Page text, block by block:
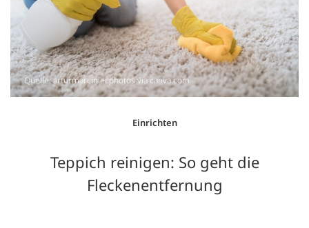
Quelle: arturmarciniecphotos via canva.com
Einrichten
Teppich reinigen: So geht die
Fleckenentfernung